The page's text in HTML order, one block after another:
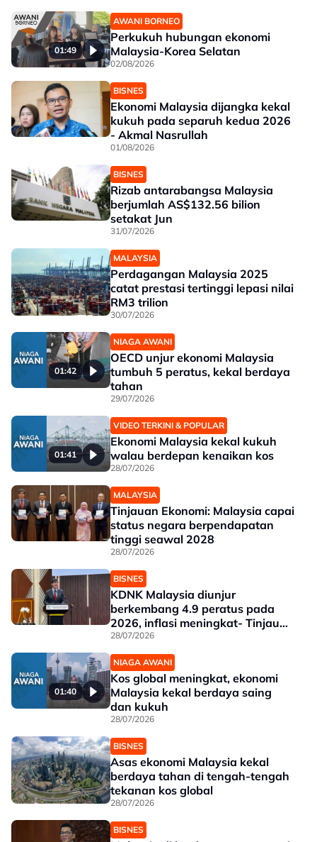
01:49
AWANI BORNEO
Perkukuh hubungan ekonomi
Malaysia-Korea Selatan
02/08/2026
BISNES
Ekonomi Malaysia dijangka kekal
kukuh pada separuh kedua 2026
- Akmal Nasrullah
01/08/2026
BISNES
Rizab antarabangsa Malaysia
berjumlah AS$132.56 bilion
setakat Jun
31/07/2026
MALAYSIA
Perdagangan Malaysia 2025
catat prestasi tertinggi lepasi nilai
RM3 trilion
30/07/2026
01:42
NIAGA AWANI
OECD unjur ekonomi Malaysia
tumbuh 5 peratus, kekal berdaya
tahan
29/07/2026
01:41
VIDEO TERKINI & POPULAR
Ekonomi Malaysia kekal kukuh
walau berdepan kenaikan kos
28/07/2026
MALAYSIA
Tinjauan Ekonomi: Malaysia capai
status negara berpendapatan
tinggi seawal 2028
28/07/2026
BISNES
KDNK Malaysia diunjur
berkembang 4.9 peratus pada
2026, inflasi meningkat- Tinjauan
Ekonomi Malaysia
28/07/2026
01:40
NIAGA AWANI
Kos global meningkat, ekonomi
Malaysia kekal berdaya saing
dan kukuh
28/07/2026
BISNES
Asas ekonomi Malaysia kekal
berdaya tahan di tengah-tengah
tekanan kos global
28/07/2026
BISNES